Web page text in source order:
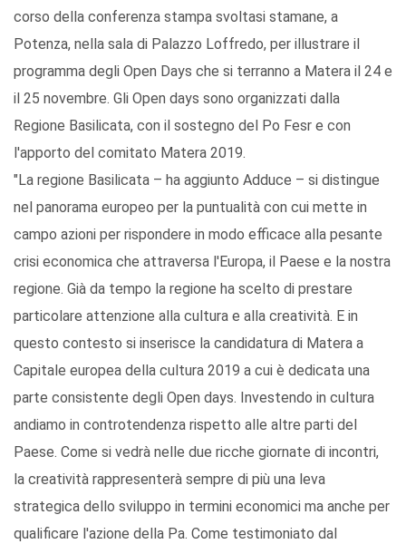
corso della conferenza stampa svoltasi stamane, a
Potenza, nella sala di Palazzo Loffredo, per illustrare il
programma degli Open Days che si terranno a Matera il 24 e
il 25 novembre. Gli Open days sono organizzati dalla
Regione Basilicata, con il sostegno del Po Fesr e con
l'apporto del comitato Matera 2019.
"La regione Basilicata – ha aggiunto Adduce – si distingue
nel panorama europeo per la puntualità con cui mette in
campo azioni per rispondere in modo efficace alla pesante
crisi economica che attraversa l'Europa, il Paese e la nostra
regione. Già da tempo la regione ha scelto di prestare
particolare attenzione alla cultura e alla creatività. E in
questo contesto si inserisce la candidatura di Matera a
Capitale europea della cultura 2019 a cui è dedicata una
parte consistente degli Open days. Investendo in cultura
andiamo in controtendenza rispetto alle altre parti del
Paese. Come si vedrà nelle due ricche giornate di incontri,
la creatività rappresenterà sempre di più una leva
strategica dello sviluppo in termini economici ma anche per
qualificare l'azione della Pa. Come testimoniato dal